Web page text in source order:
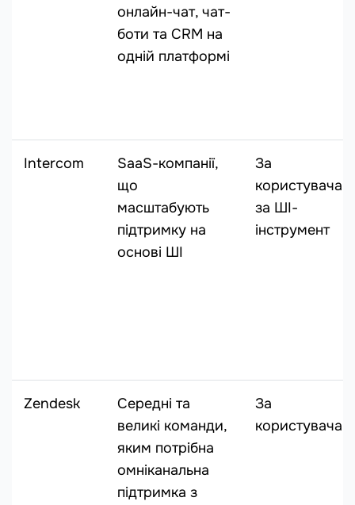
онлайн-чат, чат-
боти та CRM на
одній платформі
Intercom
SaaS-компанії,
що
масштабують
підтримку на
основі ШІ
За
користувача+
за ШІ-
інструмент
Zendesk
Середні та
великі команди,
яким потрібна
омніканальна
підтримка з
За
користувача